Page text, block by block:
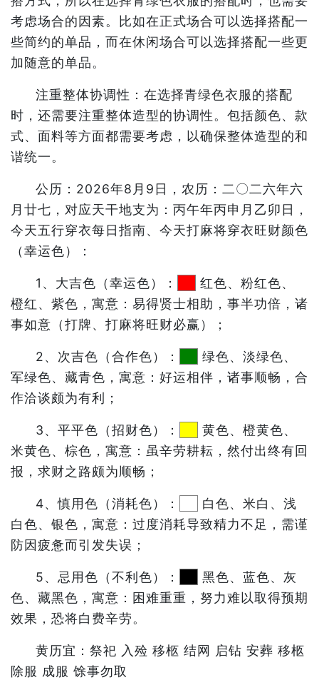
考虑场合的因素。比如在正式场合可以选择搭配一
些简约的单品，而在休闲场合可以选择搭配一些更
加随意的单品。
注重整体协调性：在选择青绿色衣服的搭配
时，还需要注重整体造型的协调性。包括颜色、款
式、面料等方面都需要考虑，以确保整体造型的和
谐统一。
公历：2026年8月9日，农历：二〇二六年六
月廿七，对应天干地支为：丙午年丙申月乙卯日，
今天五行穿衣每日指南、今天打麻将穿衣旺财颜色
（幸运色）：
1、大吉色（幸运色）：
红色、粉红色、
橙红、紫色，寓意：易得贤士相助，事半功倍，诸
事如意（打牌、打麻将旺财必赢）；
2、次吉色（合作色）：
绿色、淡绿色、
军绿色、藏青色，寓意：好运相伴，诸事顺畅，合
作洽谈颇为有利；
3、平平色（招财色）：
黄色、橙黄色、
米黄色、棕色，寓意：虽辛劳耕耘，然付出终有回
报，求财之路颇为顺畅；
4、慎用色（消耗色）：
白色、米白、浅
白色、银色，寓意：过度消耗导致精力不足，需谨
防因疲惫而引发失误；
5、忌用色（不利色）：
黑色、蓝色、灰
色、藏黑色，寓意：困难重重，努力难以取得预期
效果，恐将白费辛劳。
黄历宜：祭祀 入殓 移柩 结网 启钻 安葬 移柩
除服 成服 馀事勿取